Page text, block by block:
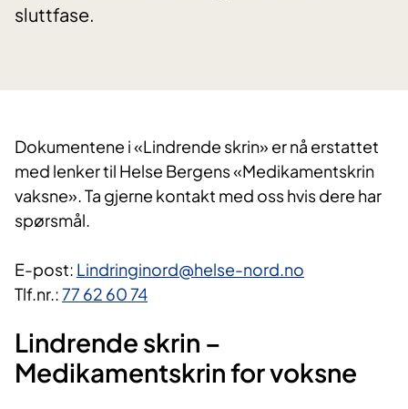
sluttfase.
​Dokumentene i «Lindrende skrin» er nå erstattet
med lenker til Helse Bergens «Medikamentskrin
vaksne». Ta gjerne kontakt med oss hvis dere har
spørsmål.
E-post: Lindringinord@helse-nord.no
Tlf.nr.:77 62 60 74
Lindrende skrin –
Medikamentskrin for voksne​